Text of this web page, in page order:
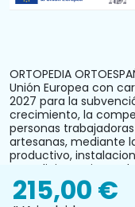
ORTOPEDIA
Unión Europea con
2027 para la
crecimiento, la
personas
artesanas, mediante
productivo,
acondicionamiento
215,00 €